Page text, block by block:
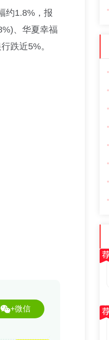
约1.8%，报
)、 华夏幸福
跌近5%。
+微信